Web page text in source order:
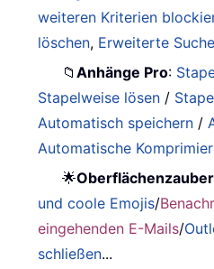
weiteren Kriterien
löschen, Erweiterte Suche
📁Anhänge Pro:
Stapelweise lösen /
Automatisch speichern /
Automatische
🌟Oberflächenzauber
und coole Emojis/
eingehenden E-Mails/
schließen...